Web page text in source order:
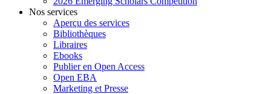
Nos services
Aperçu des services
Bibliothèques
Libraires
Ebooks
Publier en Open Access
Open EBA
Marketing et Presse